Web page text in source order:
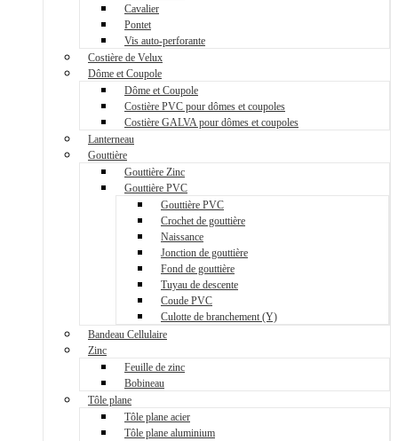
Cavalier
Pontet
Vis auto-perforante
Costière de Velux
Dôme et Coupole
Dôme et Coupole
Costière PVC pour dômes et coupoles
Costière GALVA pour dômes et coupoles
Lanterneau
Gouttière
Gouttière Zinc
Gouttière PVC
Gouttière PVC
Crochet de gouttière
Naissance
Jonction de gouttière
Fond de gouttière
Tuyau de descente
Coude PVC
Culotte de branchement (Y)
Bandeau Cellulaire
Zinc
Feuille de zinc
Bobineau
Tôle plane
Tôle plane acier
Tôle plane aluminium